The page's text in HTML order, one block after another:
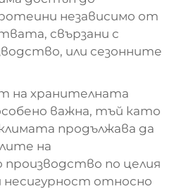
независимо от
свързани с
или сезонните
на хранителната
важна, тъй като
продължава да
на
производство по целия
несигурност относно